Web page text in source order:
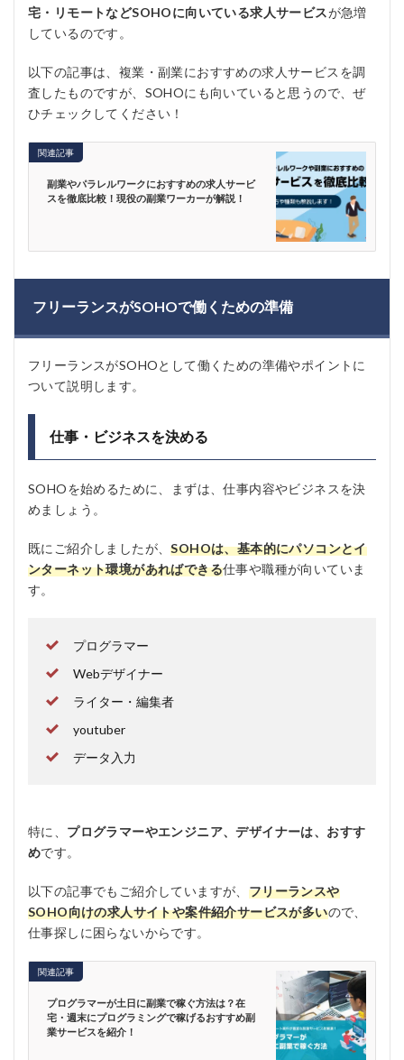
宅・リモートなどSOHOに向いている求人サービスが急増
しているのです。
以下の記事は、複業・副業におすすめの求人サービスを調
査したものですが、SOHOにも向いていると思うので、ぜ
ひチェックしてください！
関連記事
副業やパラレルワークにおすすめの求人サービ
スを徹底比較！現役の副業ワーカーが解説！
フリーランスがSOHOで働くための準備
フリーランスがSOHOとして働くための準備やポイントに
ついて説明します。
仕事・ビジネスを決める
SOHOを始めるために、まずは、仕事内容やビジネスを決
めましょう。
既にご紹介しましたが、SOHOは、基本的にパソコンとイ
ンターネット環境があればできる仕事や職種が向いていま
す。
プログラマー
Webデザイナー
ライター・編集者
youtuber
データ入力
特に、 プログラマーやエンジニア、デザイナーは、おすす
めです。
以下の記事でもご紹介していますが、 フリーランスや
SOHO向けの求人サイトや案件紹介サービスが多いので、
仕事探しに困らないからです。
関連記事
プログラマーが土日に副業で稼ぐ方法は？在
宅・週末にプログラミングで稼げるおすすめ副
業サービスを紹介！